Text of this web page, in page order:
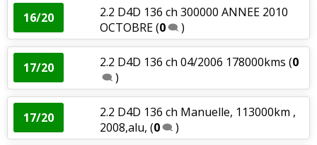
16/20
2.2 D4D 136 ch 300000 ANNEE 2010
OCTOBRE(0 )
17/20 2.2 D4D 136 ch 04/2006 178000kms (0
)
17/20
2.2 D4D 136 ch Manuelle, 113000km ,
2008,alu, (0 )